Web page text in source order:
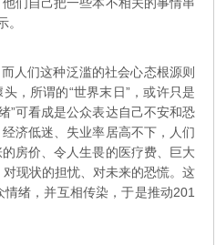
人们这种泛滥的社会心态根源则
，所谓的“世界末日”，或许只是
”可看成是公众表达自己不安和恐
济低迷、失业率居高不下，人们
房价、令人生畏的医疗费、巨大
现状的担忧、对未来的恐慌。这
绪，并互相传染，于是推动201